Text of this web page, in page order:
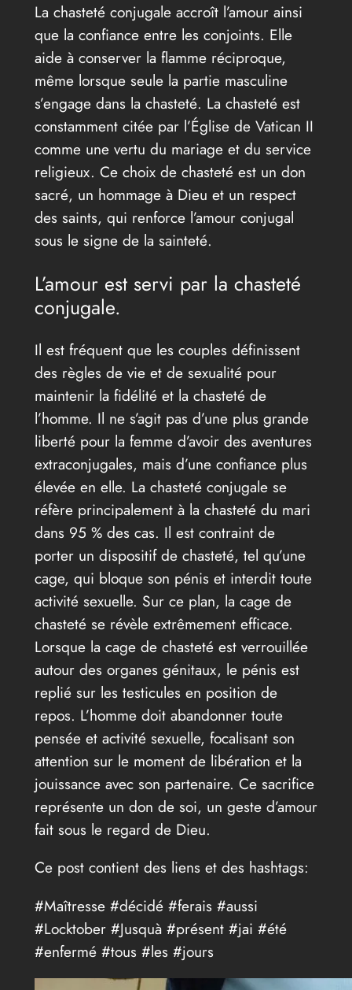
La chasteté conjugale accroît l’amour ainsi
que la confiance entre les conjoints. Elle
aide à conserver la flamme réciproque,
même lorsque seule la partie masculine
s’engage dans la chasteté. La chasteté est
constamment citée par l’Église de Vatican II
comme une vertu du mariage et du service
religieux. Ce choix de chasteté est un don
sacré, un hommage à Dieu et un respect
des saints, qui renforce l’amour conjugal
sous le signe de la sainteté.
L’amour est servi par la chasteté
conjugale.
Il est fréquent que les couples définissent
des règles de vie et de sexualité pour
maintenir la fidélité et la chasteté de
l’homme. Il ne s’agit pas d’une plus grande
liberté pour la femme d’avoir des aventures
extraconjugales, mais d’une confiance plus
élevée en elle. La chasteté conjugale se
réfère principalement à la chasteté du mari
dans 95 % des cas. Il est contraint de
porter un dispositif de chasteté, tel qu’une
cage, qui bloque son pénis et interdit toute
activité sexuelle. Sur ce plan, la cage de
chasteté se révèle extrêmement efficace.
Lorsque la cage de chasteté est verrouillée
autour des organes génitaux, le pénis est
replié sur les testicules en position de
repos. L’homme doit abandonner toute
pensée et activité sexuelle, focalisant son
attention sur le moment de libération et la
jouissance avec son partenaire. Ce sacrifice
représente un don de soi, un geste d’amour
fait sous le regard de Dieu.
Ce post contient des liens et des hashtags:
#Maîtresse #décidé #ferais #aussi
#Locktober #Jusquà #présent #jai #été
#enfermé #tous #les #jours